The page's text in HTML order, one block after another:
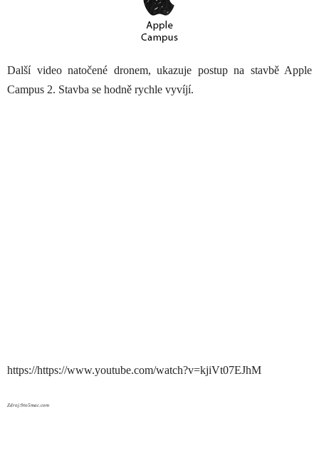
Další video natočené dronem, ukazuje postup na stavbě Apple
Campus 2. Stavba se hodně rychle vyvíjí.
https://https://www.youtube.com/watch?v=kjiVt07EJhM
Zdroj:9to5mac.com